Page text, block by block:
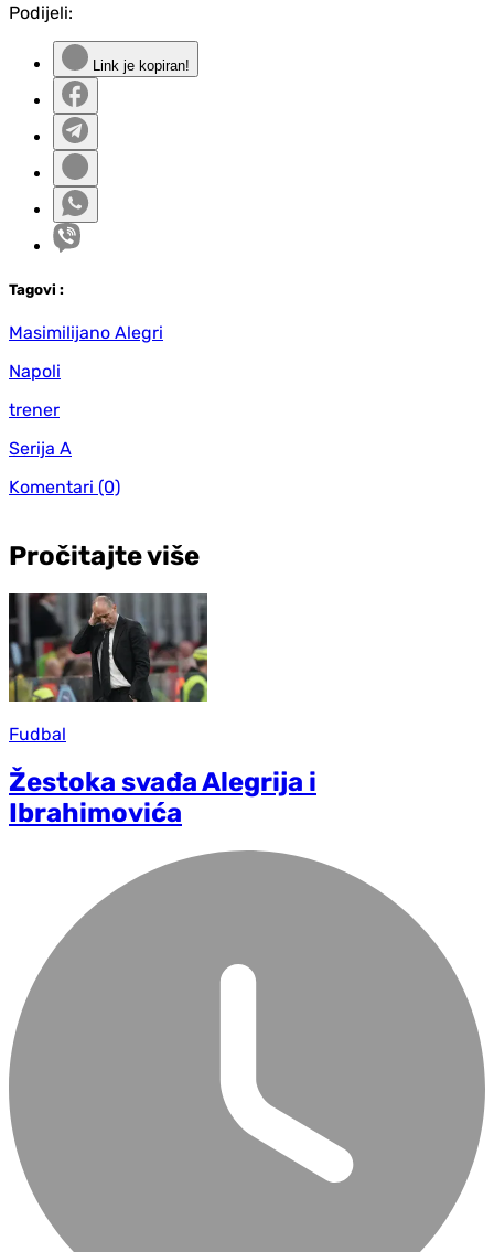
Podijeli:
Link je kopiran!
Tagovi :
Masimilijano Alegri
Napoli
trener
Serija A
Komentari (0)
Pročitajte više
Fudbal
Žestoka svađa Alegrija i
Ibrahimovića